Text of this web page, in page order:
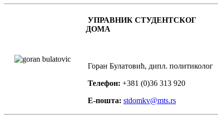
УПРАВНИК СТУДЕНТСКОГ
ДОМА
Горан Булатовић, дипл. политиколог
Телефон: +381 (0)36 313 920
Е-пошта: stdomkv@mts.rs